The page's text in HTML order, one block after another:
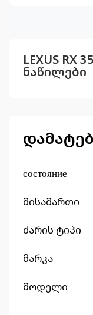
LEXUS RX
ნაწილები
состояние
მისამართი
ძარის ტიპი
მარკა
მოდელი